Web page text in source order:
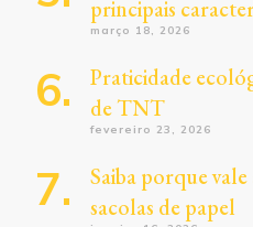
principais
março 18, 2026
Praticidade
de TNT
fevereiro 23, 2026
Saiba porque
sacolas de papel